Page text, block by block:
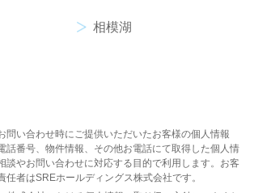
相模湖
問い合わせ時にご提供いただいたお客様の個人情報
話番号、物件情報、その他お電話にて取得した個人情
談やお問い合わせに対応する目的で利用します。お客
任者はSREホールディングス株式会社です。